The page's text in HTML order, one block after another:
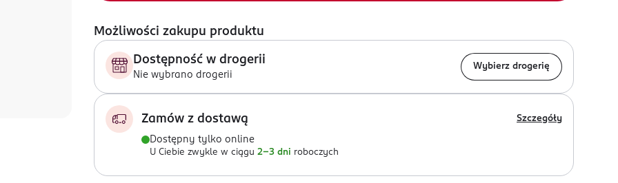
Możliwości zakupu produktu
Dostępność w drogerii
Nie wybrano drogerii
Wybierz drogerię
Zamów z dostawą Szczegóły
Dostępny tylko online
U Ciebie zwykle w ciągu 2-3 dni roboczych